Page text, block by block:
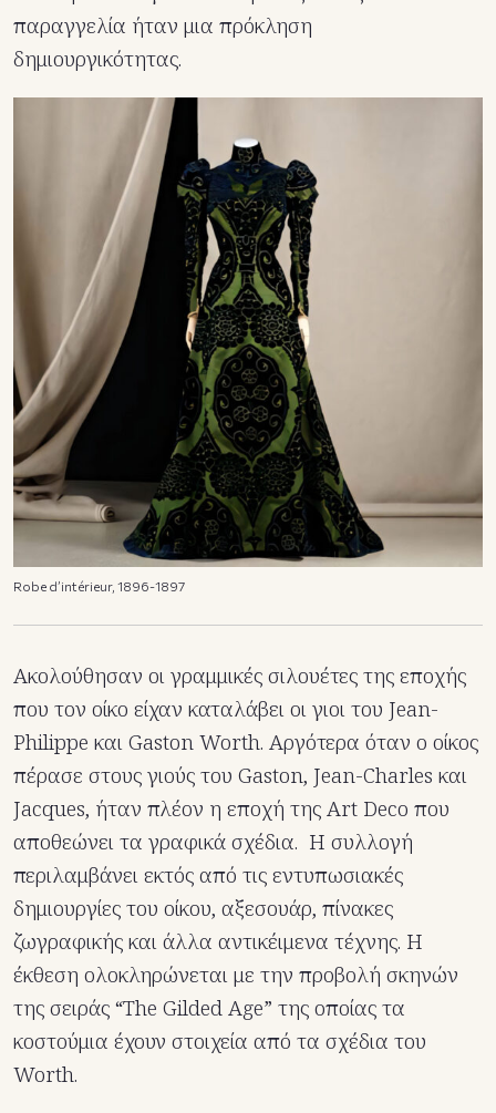
παραγγελία ήταν μια πρόκληση
δημιουργικότητας.
Robe d’intérieur, 1896-1897
Ακολούθησαν οι γραμμικές σιλουέτες της εποχής
που τον οίκο είχαν καταλάβει οι γιοι του Jean-
Philippe και Gaston Worth. Αργότερα όταν ο οίκος
πέρασε στους γιούς του Gaston, Jean-Charles και
Jacques, ήταν πλέον η εποχή της Art Deco που
αποθεώνει τα γραφικά σχέδια. Η συλλογή
περιλαμβάνει εκτός από τις εντυπωσιακές
δημιουργίες του οίκου, αξεσουάρ, πίνακες
ζωγραφικής και άλλα αντικέιμενα τέχνης. Η
έκθεση ολοκληρώνεται με την προβολή σκηνών
της σειράς “The Gilded Age” της οποίας τα
κοστούμια έχουν στοιχεία από τα σχέδια του
Worth.